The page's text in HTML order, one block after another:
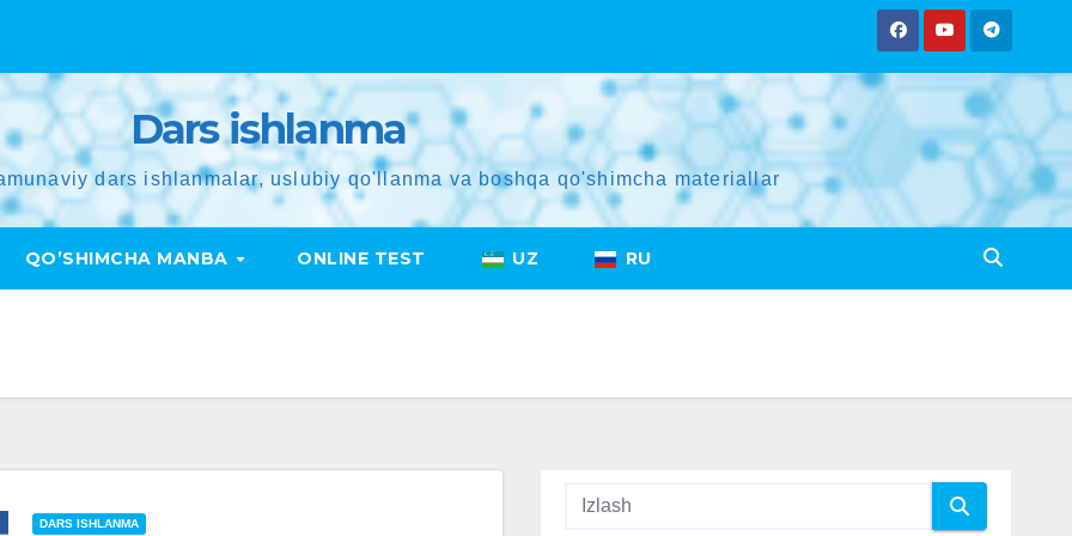
Dars ishlanma
dars ishlanmalar, uslubiy qo'llanma va boshqa qo'shimcha materiallar
QO’SHIMCHA MANBA ONLINE TEST UZ RU
DARS ISHLANMA